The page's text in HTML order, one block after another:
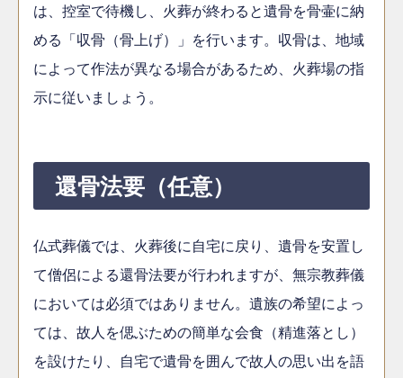
は、控室で待機し、火葬が終わると遺骨を骨壷に納
める「収骨（骨上げ）」を行います。収骨は、地域
によって作法が異なる場合があるため、火葬場の指
示に従いましょう。
還骨法要（任意）
仏式葬儀では、火葬後に自宅に戻り、遺骨を安置し
て僧侶による還骨法要が行われますが、無宗教葬儀
においては必須ではありません。遺族の希望によっ
ては、故人を偲ぶための簡単な会食（精進落とし）
を設けたり、自宅で遺骨を囲んで故人の思い出を語